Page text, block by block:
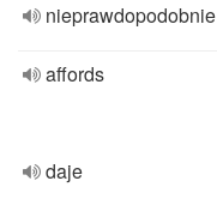
nieprawdopodobnie
affords
daje